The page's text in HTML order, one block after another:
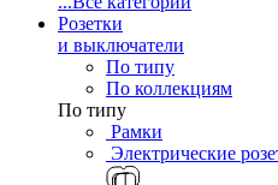
Розетки
и выключатели
По типу
По коллекциям
По типу
Рамки
Электрические